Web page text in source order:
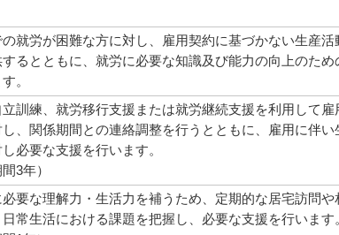
就労が困難な方に対し、雇用契約に基づかない生産活
るとともに、就労に必要な知識及び能力の向上のため
。
訓練、就労移行支援または就労継続支援を利用して雇
し、関係期間との連絡調整を行うとともに、雇用に伴い
必要な支援を行います。
3年）
要な理解力・生活力を補うため、定期的な居宅訪問や
常生活における課題を把握し、必要な支援を行います